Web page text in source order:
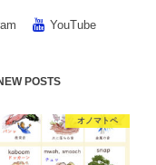
YouTube
POSTS
オノマトペ